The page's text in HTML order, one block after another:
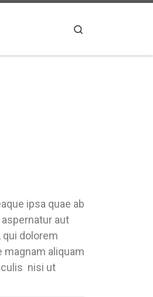
ipsa quae ab
aut
dolorem
magnam aliquam
nisi ut